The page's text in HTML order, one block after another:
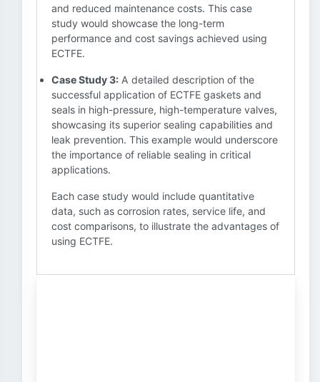
and reduced maintenance costs. This case
study would showcase the long-term
performance and cost savings achieved using
ECTFE.
Case Study 3: A detailed description of the
successful application of ECTFE gaskets and
seals in high-pressure, high-temperature valves,
showcasing its superior sealing capabilities and
leak prevention. This example would underscore
the importance of reliable sealing in critical
applications.
Each case study would include quantitative
data, such as corrosion rates, service life, and
cost comparisons, to illustrate the advantages of
using ECTFE.